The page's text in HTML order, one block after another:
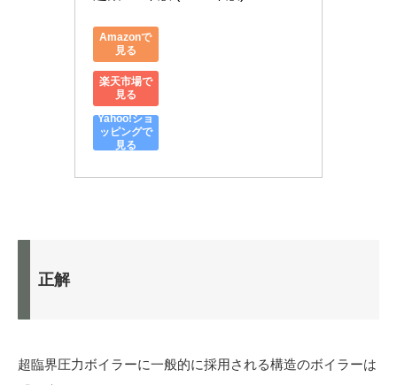
Amazonで
見る
楽天市場で
見る
Yahoo!ショ
ッピングで
見る
正解
超臨界圧力ボイラーに一般的に採用される構造のボイラーは